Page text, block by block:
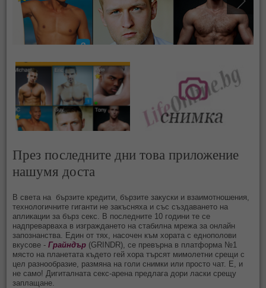
През последните дни това приложение
нашумя доста
В светa на бързите кредити, бързите закуски и взаимотношения,
технологичните гиганти не закъсняха и със създаването на
апликации за бърз секс. В последните 10 години те се
надпреварваха в изграждането на стабилна мрежа за онлайн
запознанства. Един от тях, насочен към хората с еднополови
вкусове -Грайндър (GRINDR), се превърна в платформа №1
място на планетата където гей хора търсят мимолетни срещи с
цел разнообразие, размяна на голи снимки или просто чат. Е, и
не само! Дигиталната секс-арена предлага дори ласки срещу
заплащане.